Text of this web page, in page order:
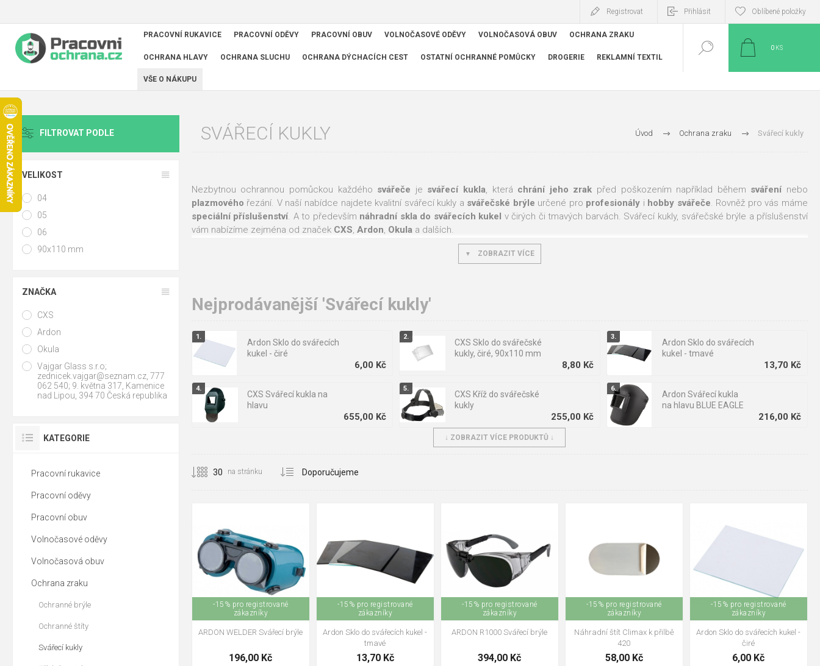
Registrovat Přihlásit Oblíbené položky
PRACOVNÍ RUKAVICE PRACOVNÍ ODĚVY PRACOVNÍ OBUV VOLNOČASOVÉ ODĚVY VOLNOČASOVÁ OBUV OCHRANA ZRAKU
OCHRANA HLAVY OCHRANA SLUCHU OCHRANA DÝCHACÍCH CEST OSTATNÍ OCHRANNÉ POMŮCKY DROGERIE REKLAMNÍ TEXTIL
VŠE O NÁKUPU
0 KS
Úvod Ochrana zraku Svářecí kukly
SVÁŘECÍ KUKLY
Nezbytnou ochrannou pomůckou každého svářeče je svářecí kukla, která chrání jeho zrak před poškozením například během svářenínebo
plazmového řezání. V naší nabídce najdete kvalitní svářecí kukly a svářečské brýle určené pro profesionály i hobby svářeče. Rovněž pro vás máme
speciální příslušenství. A to především náhradní skla do svářecích kukel v čirých či tmavých barvách. Svářecí kukly, svářečské brýle a příslušenství
vám nabízíme zejména od značek CXS, Ardon, Okulaa dalších.
ZOBRAZIT VÍCE
Nejprodávanější 'Svářecí kukly'
Ardon Sklo do svářecích
kukel - čiré
6,00 Kč
CXS Sklo do svářečské
kukly, čiré, 90x110 mm
8,80 Kč
Ardon Sklo do svářecích
kukel - tmavé
13,70 Kč
CXS Svářecí kukla na
hlavu
655,00 Kč
CXS Kříž do svářečské
kukly
255,00 Kč
Ardon Svářecí kukla
na hlavu BLUE EAGLE
216,00 Kč
394,00 Kč
ARDON WELDER
↓ ZOBRAZIT VÍCE PRODUKTŮ ↓
na stránku
-15% pro registrované
zákazníky
ARDON WELDER Svářecí brýle
196,00 Kč
-15% pro registrované
zákazníky
Ardon Sklo do svářecích kukel -
tmavé
13,70 Kč
-15% pro registrované
zákazníky
ARDON R1000 Svářecí brýle
394,00 Kč
-15% pro registrované
zákazníky
Náhradní štít Climax k přilbě
420
58,00 Kč
-15% pro registrované
zákazníky
Ardon Sklo do svářecích kukel -
čiré
6,00 Kč
FILTROVAT PODLE
VELIKOST
04
05
06
90x110 mm
ZNAČKA
CXS
Ardon
Okula
Vajgar Glass s.r.o;
zednicek.vajgar@seznam.cz, 777
062 540; 9. května 317, Kamenice
nad Lipou, 394 70 Česká republika
KATEGORIE
Pracovní rukavice
Pracovní oděvy
Pracovní obuv
Volnočasové oděvy
Volnočasová obuv
Ochrana zraku
Ochranné brýle
Ochranné štíty
Svářecí kukly